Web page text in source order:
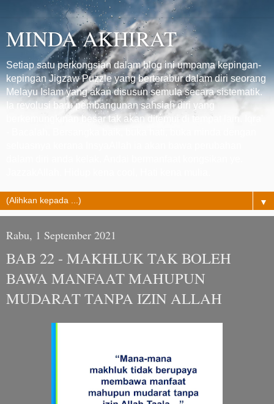
MINDA AKHIRAT
Setiap satu perkongsian dalam blog ini umpama kepingan-
kepingan Jigzaw Puzzle yang berterabur dalam diri seorang
Melayu Islam yang akan disusun semula secara sistematik.
Ia revolusi baru pembangunan sahsiah diri yang
berkemungkinan besar tak akan ditemui di tempat lain. Iqra'
▼
Rabu, 1 September 2021
BAB 22 - MAKHLUK TAK BOLEH
BAWA MANFAAT MAHUPUN
MUDARAT TANPA IZIN ALLAH